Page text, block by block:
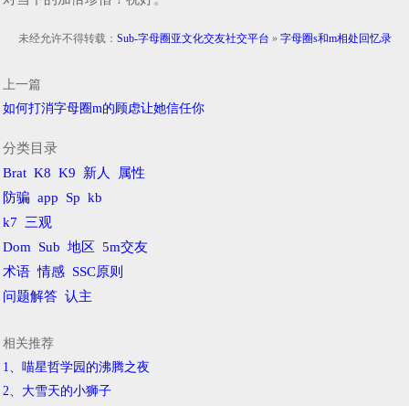
未经允许不得转载： Sub-字母圈亚文化交友社交平台 » 字母圈s和m相处回忆录
上一篇
如何打消字母圈m的顾虑让她信任你
分类目录
Brat K8 K9 新人
属性
防骗 app Sp kb
k7
三观
Dom
Sub 地区
5m交友
术语 情感 SSC原则
问题解答 认主
相关推荐
1、喵星哲学园的沸腾之夜
2、​大雪天的小狮子